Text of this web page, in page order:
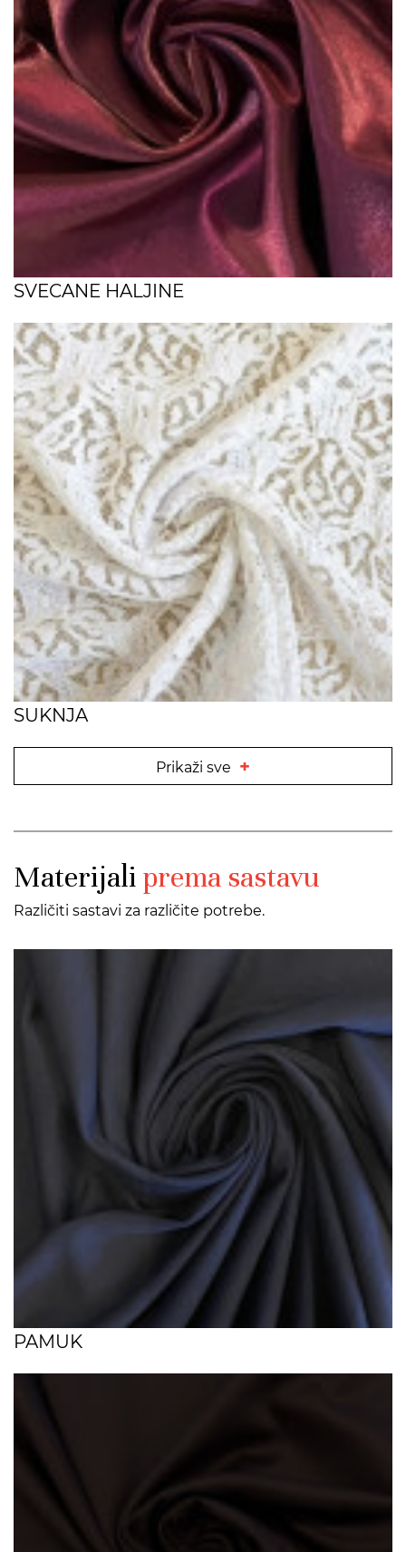
SVECANE HALJINE
SUKNJA
Prikaži sve +
Materijali prema sastavu
Različiti sastavi za različite potrebe.
PAMUK